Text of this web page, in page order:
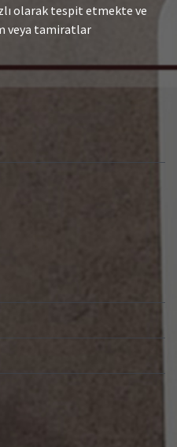
olarak tespit etmekte ve
veya tamiratlar